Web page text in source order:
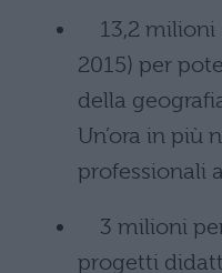
13,2 milioni
2015) per
della
Un’ora in più
professionali
3 milioni
progetti